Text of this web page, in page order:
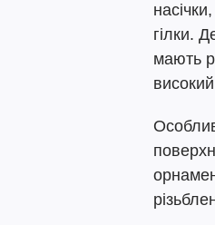
гілки.
мають